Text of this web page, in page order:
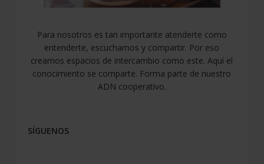
Para nosotros es tan importante atenderte como
entenderte, escucharnos y compartir. Por eso
creamos espacios de intercambio como este. Aquí el
conocimiento se comparte. Forma parte de nuestro
ADN cooperativo.
SÍGUENOS